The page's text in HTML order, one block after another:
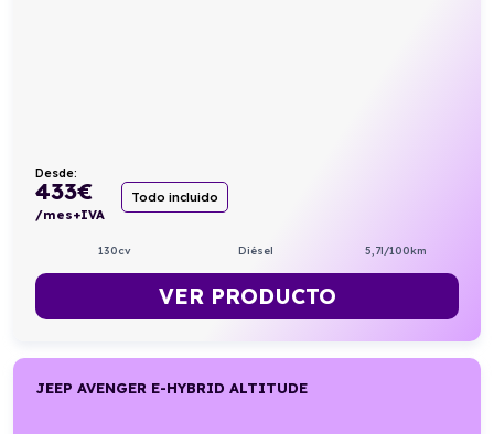
Desde:
433€
/mes+IVA
Todo incluido
130cv Diésel 5,7l/100km
VER PRODUCTO
JEEP AVENGER E-HYBRID ALTITUDE